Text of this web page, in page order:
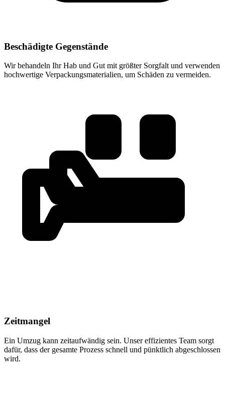
Beschädigte Gegenstände
Wir behandeln Ihr Hab und Gut mit größter Sorgfalt und verwenden
hochwertige Verpackungsmaterialien, um Schäden zu vermeiden.
Zeitmangel
Ein Umzug kann zeitaufwändig sein. Unser effizientes Team sorgt
dafür, dass der gesamte Prozess schnell und pünktlich abgeschlossen
wird.